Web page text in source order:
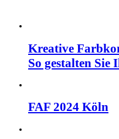
Kreative
So gestalten Sie
FAF 2024 Köln